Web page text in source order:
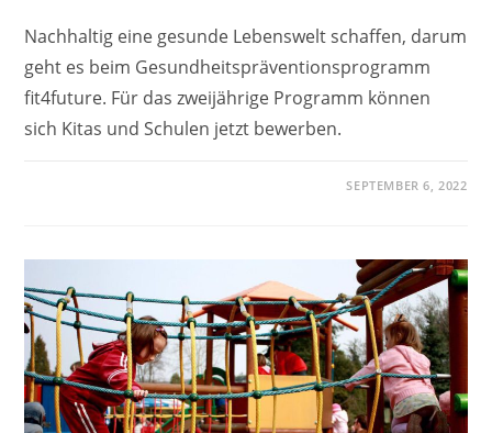
Nachhaltig eine gesunde Lebenswelt schaffen, darum
geht es beim Gesundheitspräventionsprogramm
fit4future. Für das zweijährige Programm können
sich Kitas und Schulen jetzt bewerben.
SEPTEMBER 6, 2022